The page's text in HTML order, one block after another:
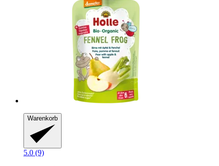
Warenkorb
5.0 (9)